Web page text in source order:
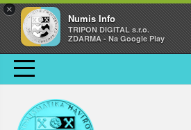
×
Numis Info
TRIPON DIGITAL s.r.o.
ZDARMA - Na Google Play